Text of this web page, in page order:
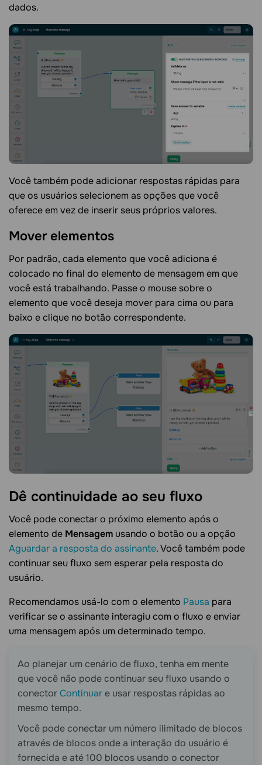
dados.
Você também pode adicionar respostas rápidas para
que os usuários selecionem as opções que você
oferece em vez de inserir seus próprios valores.
Mover elementos
Por padrão, cada elemento que você adiciona é
colocado no final do elemento de mensagem em que
você está trabalhando. Passe o mouse sobre o
elemento que você deseja mover para cima ou para
baixo e clique no botão correspondente.
Dê continuidade ao seu fluxo
Você pode conectar o próximo elemento após o
elemento de Mensagem usando o botão ou a opção
Aguardar a resposta do assinante. Você também pode
continuar seu fluxo sem esperar pela resposta do
usuário.
Recomendamos usá-lo com o elemento Pausa para
verificar se o assinante interagiu com o fluxo e enviar
uma mensagem após um determinado tempo.
Ao planejar um cenário de fluxo, tenha em mente
que você não pode continuar seu fluxo usando o
conectorContinuare usar respostas rápidas ao
mesmo tempo.
Você pode conectar um número ilimitado de blocos
através de blocos onde a interação do usuário é
fornecida e até 100 blocos usando o conector